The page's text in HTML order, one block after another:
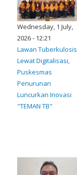
Wednesday, 1 July,
2026 - 12:21
Lawan Tuberkulosis
Lewat Digitalisasi,
Puskesmas
Penurunan
Luncurkan Inovasi
"TEMAN TB"